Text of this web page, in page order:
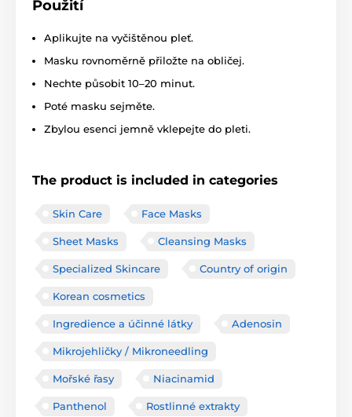
Použití
Aplikujte na vyčištěnou pleť.
Masku rovnoměrně přiložte na obličej.
Nechte působit 10–20 minut.
Poté masku sejměte.
Zbylou esenci jemně vklepejte do pleti.
The product is included in categories
Skin Care Face Masks
Sheet Masks Cleansing Masks
Specialized Skincare Country of origin
Korean cosmetics
Ingredience a účinné látky Adenosin
Mikrojehličky / Mikroneedling
Mořské řasy Niacinamid
Panthenol Rostlinné extrakty